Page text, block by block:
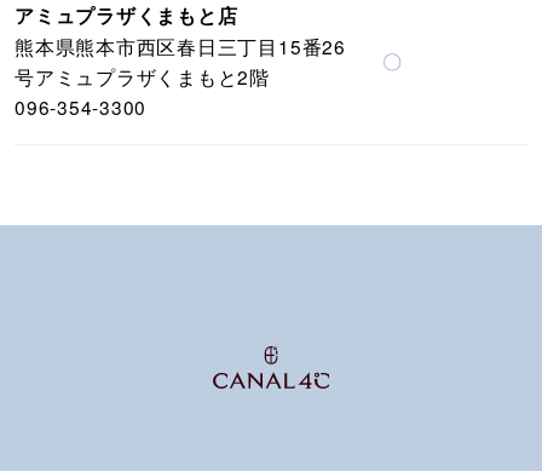
アミュプラザくまもと店
熊本県熊本市西区春日三丁目15番26
号アミュプラザくまもと2階
096-354-3300
〇